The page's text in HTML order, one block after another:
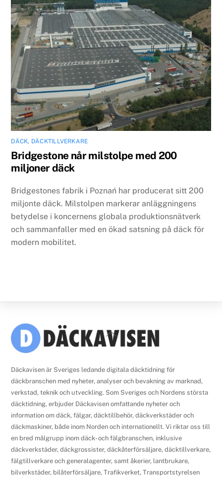
DÄCK, DÄCKTILLVERKARE
Bridgestone når milstolpe med 200
miljoner däck
Bridgestones fabrik i Poznań har producerat sitt 200
miljonte däck. Milstolpen markerar anläggningens
betydelse i koncernens globala produktionsnätverk
och sammanfaller med en ökad satsning på däck för
modern mobilitet.
Back
To
Däckavisen är Sveriges ledande digitala däcktidning för
däckbranschen med nyheter, analyser och bevakning av marknad,
verkstad, teknik och utveckling. Som Sveriges och Nordens största
däcktidning, erbjuder Däckavisen omfattande nyheter och
information om däck, fälgar, däcktillbehör, däckverkstäder och
däckmaskiner, både inom Norden och internationellt. Vi riktar oss till
en bred målgrupp inom däck- och fälgbranschen, inklusive
däckverkstäder, däckgrossister, däckåterförsäljare, däcktillverkare,
fälgtillverkare och generalagenter, samt åkerier, lantbrukare,
bilverkstäder, bilåterförsäljare, Trafikverket, Transportstyrelsen